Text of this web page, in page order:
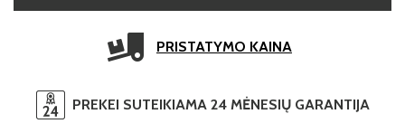
PRISTATYMO KAINA
PREKEI SUTEIKIAMA 24 MĖNESIŲ GARANTIJA